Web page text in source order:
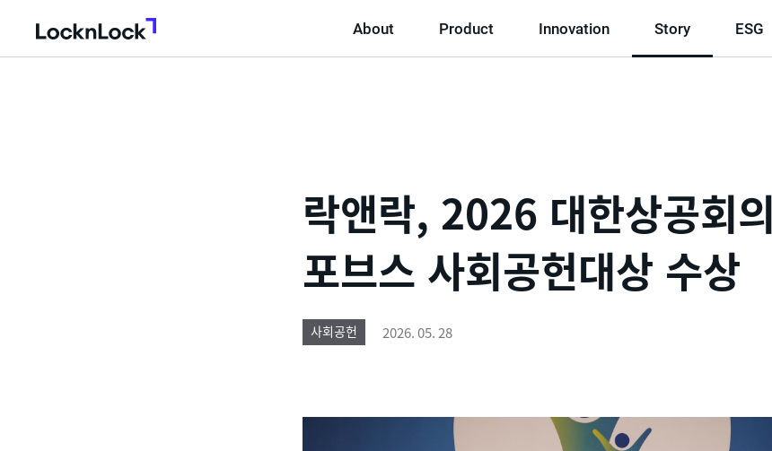
LocknLock
About Product Innovation Story ESG
락앤락, 2026 대한상공회
포브스 사회공헌대상 수상
사회공헌 2026. 05. 28